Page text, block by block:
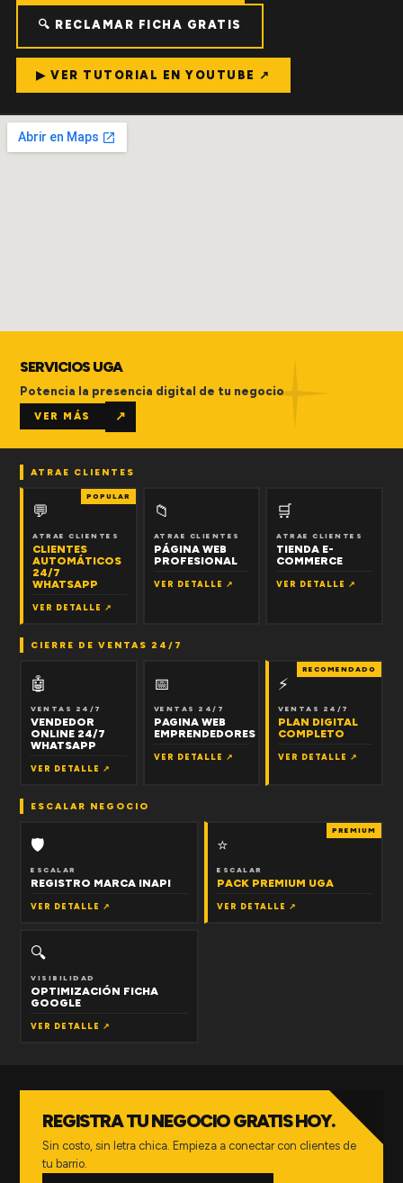
🔍 RECLAMAR FICHA GRATIS
▶ VER TUTORIAL EN YOUTUBE ↗
SERVICIOS UGA
Potencia la presencia digital de tu negocio
VER MÁS ↗
ATRAE CLIENTES
POPULAR
💬
ATRAE CLIENTES
CLIENTES
AUTOMÁTICOS
24/7
WHATSAPP
VER DETALLE ↗
📁
ATRAE CLIENTES
PÁGINA WEB
PROFESIONAL
VER DETALLE ↗
🛒
ATRAE CLIENTES
TIENDA E-
COMMERCE
VER DETALLE ↗
CIERRE DE VENTAS 24/7
🤖
VENTAS 24/7
VENDEDOR
ONLINE 24/7
WHATSAPP
VER DETALLE ↗
📅
VENTAS 24/7
PAGINA WEB
EMPRENDEDORES
VER DETALLE ↗
RECOMENDADO
⚡
VENTAS 24/7
PLAN DIGITAL
COMPLETO
VER DETALLE ↗
ESCALAR NEGOCIO
🛡
ESCALAR
REGISTRO MARCA INAPI
VER DETALLE ↗
PREMIUM
⭐
ESCALAR
PACK PREMIUM UGA
VER DETALLE ↗
🔍
VISIBILIDAD
OPTIMIZACIÓN FICHA
GOOGLE
VER DETALLE ↗
REGISTRA TU NEGOCIO GRATIS HOY.
Sin costo, sin letra chica. Empieza a conectar con clientes de
tu barrio.